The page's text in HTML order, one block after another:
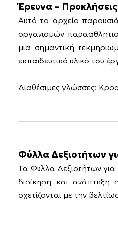
Έρευνα –
Αυτό το αρχείο
οργανισμών
μια σημαντική
εκπαιδευτικό υλικό του
Διαθέσιμες γλώσσες:
Φύλλα Δεξιοτήτων
Τα Φύλλα Δεξιοτήτων για
διοίκηση και ανάπτυξη
σχετίζονται με την